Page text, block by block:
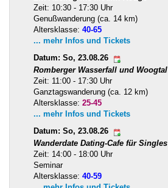
Zeit: 10:30 - 17:30 Uhr
Genußwanderung (ca. 14 km)
Altersklasse: 40-65
... mehr Infos und Tickets
Datum: So, 23.08.26
Romberger Wasserfall und Woogtal
Zeit: 11:00 - 17:30 Uhr
Ganztagswanderung (ca. 12 km)
Altersklasse: 25-45
... mehr Infos und Tickets
Datum: So, 23.08.26
Wanderdate Dating-Cafe für Singles
Zeit: 14:00 - 18:00 Uhr
Seminar
Altersklasse: 40-59